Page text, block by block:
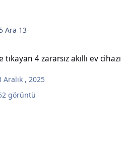
Ara 13
tıkayan 4 zararsız akıllı ev cihazı
Aralık , 2025
görüntü